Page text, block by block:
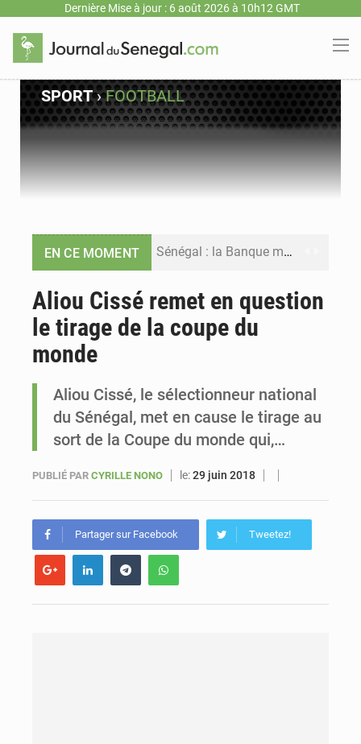
Dernière Mise à jour : 6 août 2026 à 10h12 GMT
SPORT›FOOTBALL
EN CE MOMENT Sénégal : la Banque mondiale annonce un financement de 340 milliards FCFA pour soutenir les priorités de la Vision Sénégal 2050
Sénégal : Ousmane Diagne prêtera serment le 11 août comme président du Conseil constitutionnel
Aliou Cissé remet en question
le tirage de la coupe du
monde
Aliou Cissé, le sélectionneur national
du Sénégal, met en cause le tirage au
sort de la Coupe du monde qui,…
PUBLIÉ PAR CYRILLE NONO le:29 juin 2018
Partager sur Facebook Tweetez!